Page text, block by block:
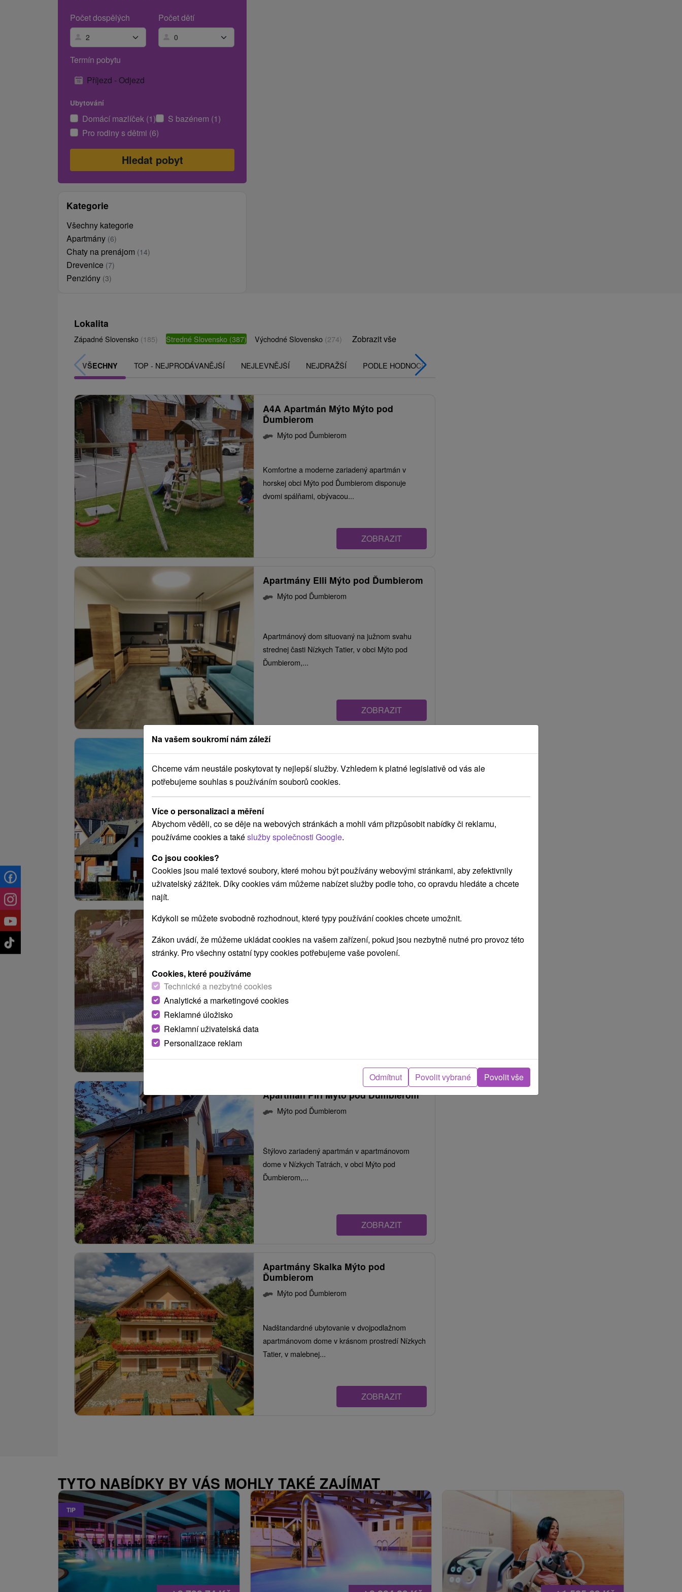
Počet dospělých
Počet dětí
Termín pobytu
Příjezd - Odjezd
Ubytování
Domácí mazlíček (1)
S bazénem (1)
Pro rodiny s dětmi (6)
Kategorie
Všechny kategorie
Apartmány (6)
Chaty na prenájom (14)
Drevenice (7)
Penzióny (3)
Lokalita
Západné Slovensko (185) Stredné Slovensko (387) Východné Slovensko (274) Zobrazit vše
VŠECHNY TOP - NEJPRODÁVANĚJŠÍ NEJLEVNĚJŠÍ NEJDRAŽŠÍ PODLE HODNOCENÍ
A4A Apartmán Mýto Mýto pod
Ďumbierom
Mýto pod Ďumbierom
Komfortne a moderne zariadený apartmán v
horskej obci Mýto pod Ďumbierom disponuje
dvomi spálňami, obývacou...
ZOBRAZIT
Apartmány Elli Mýto pod Ďumbierom
Mýto pod Ďumbierom
Apartmánový dom situovaný na južnom svahu
strednej časti Nízkych Tatier, v obci Mýto pod
Ďumbierom,...
ZOBRAZIT
Apartmán Jarmila Mýto pod
Ďumbierom
Mýto pod Ďumbierom
Luxusné a pohodlné ubytovanie v apartmánovom
komplexe Mýto Apartments v Nízkych Tatrách, v
malebnej a...
ZOBRAZIT
Chata Zinka Mýto pod Ďumbierom
Mýto pod Ďumbierom
prostredí obce Mýto pod Ďumbierom ponúka
komfortné ubytovanie...
Apartmán Piri Mýto pod Ďumbierom
Mýto pod Ďumbierom
Štýlovo zariadený apartmán v apartmánovom
dome v Nízkych Tatrách, v obci Mýto pod
Ďumbierom,...
ZOBRAZIT
Apartmány Skalka Mýto pod
Ďumbierom
Mýto pod Ďumbierom
Nadštandardné ubytovanie v dvojpodlažnom
apartmánovom dome v krásnom prostredí Nízkych
Tatier, v malebnej...
ZOBRAZIT
TYTO NABÍDKY BY VÁS MOHLY TAKÉ ZAJÍMAT
TIP
Na vašem soukromí nám záleží
Chceme vám neustále poskytovat ty nejlepší služby. Vzhledem k platné legislativě od vás ale
potřebujeme souhlas s používáním souborů cookies.
Více o personalizaci a měření
Abychom věděli, co se děje na webových stránkách a mohli vám přizpůsobit nabídky či reklamu,
používáme cookies a takéslužby společnosti Google.
Co jsou cookies?
Cookies jsou malé textové soubory, které mohou být používány webovými stránkami, aby zefektivnily
uživatelský zážitek. Díky cookies vám můžeme nabízet služby podle toho, co opravdu hledáte a chcete
najít.
Kdykoli se můžete svobodně rozhodnout, které typy používání cookies chcete umožnit.
Zákon uvádí, že můžeme ukládat cookies na vašem zařízení, pokud jsou nezbytně nutné pro provoz této
stránky. Pro všechny ostatní typy cookies potřebujeme vaše povolení.
Cookies, které používáme
Technické a nezbytné cookies
Analytické a marketingové cookies
Reklamné úložisko
Reklamní uživatelská data
Personalizace reklam
Odmítnut Povolit vybrané Povolit vše